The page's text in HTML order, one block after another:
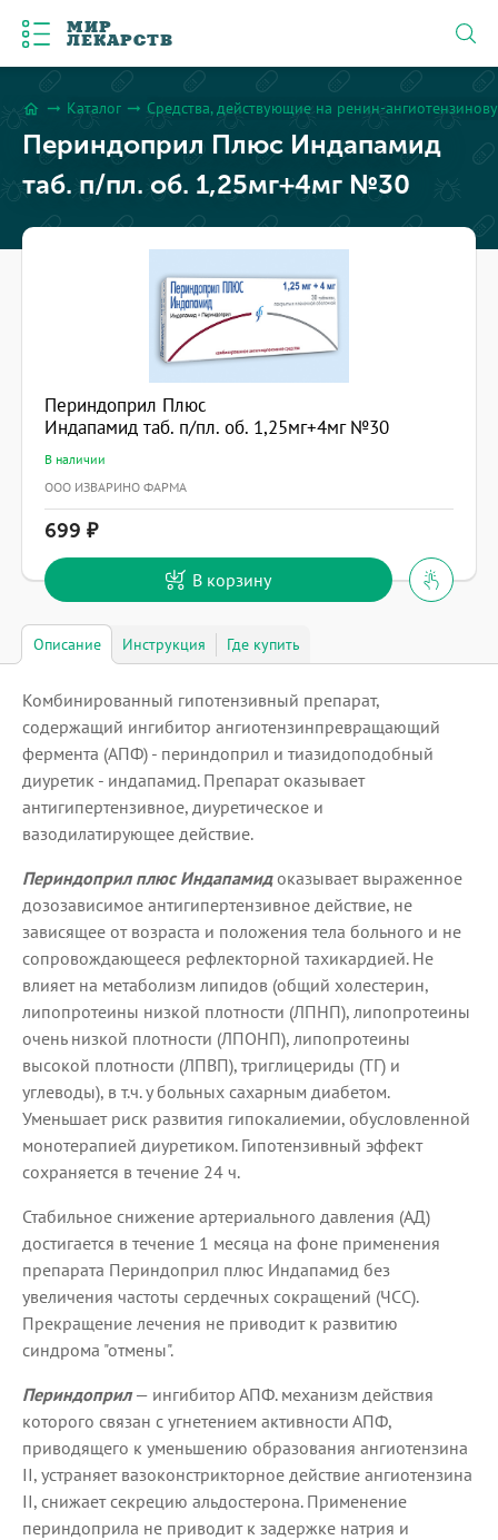
МИР
ЛЕКАРСТВ
home arrow_right_alt Каталог arrow_right_alt Средства, действующие на ренин-
Периндоприл Плюс Индапамид
таб. п/пл. об. 1,25мг+4мг №30
Периндоприл Плюс
Индапамид таб. п/пл. об. 1,25мг+4мг №30
В наличии
ООО ИЗВАРИНО ФАРМА
699
В корзину
Описание Инструкция Где купить
Комбинированный гипотензивный препарат,
содержащий ингибитор ангиотензинпревращающий
фермента (АПФ) - периндоприл и тиазидоподобный
диуретик - индапамид. Препарат оказывает
антигипертензивное, диуретическое и
вазодилатирующее действие.
Периндоприл плюс Индапамидоказывает выраженное
дозозависимое антигипертензивное действие, не
зависящее от возраста и положения тела больного и не
сопровождающееся рефлекторной тахикардией. Не
влияет на метаболизм липидов (общий холестерин,
липопротеины низкой плотности (ЛПНП), липопротеины
очень низкой плотности (ЛПОНП), липопротеины
высокой плотности (ЛПВП), триглицериды (ТГ) и
углеводы), в т.ч. у больных сахарным диабетом.
Уменьшает риск развития гипокалиемии, обусловленной
монотерапией диуретиком. Гипотензивный эффект
сохраняется в течение 24 ч.
Стабильное снижение артериального давления (АД)
достигается в течение 1 месяца на фоне применения
препарата Периндоприл плюс Индапамид без
увеличения частоты сердечных сокращений (ЧСС).
Прекращение лечения не приводит к развитию
синдрома "отмены".
Периндоприл— ингибитор АПФ. механизм действия
которого связан с угнетением активности АПФ,
приводящего к уменьшению образования ангиотензина
II, устраняет вазоконстрикторное действие ангиотензина
II, снижает секрецию альдостерона. Применение
периндоприла не приводит к задержке натрия и